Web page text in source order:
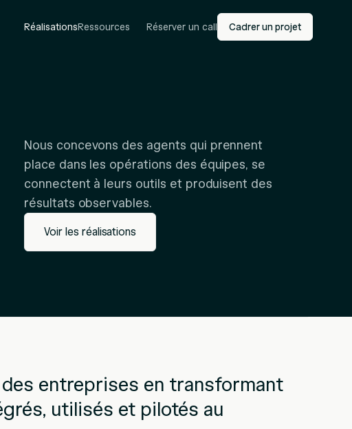
RéalisationsRessources Réserver un call Cadrer un projet
Nous concevons des agents qui prennent
place dans les opérations des équipes, se
connectent à leurs outils et produisent des
résultats observables.
Voir les réalisations
entreprises en transformant
utilisés et pilotés au